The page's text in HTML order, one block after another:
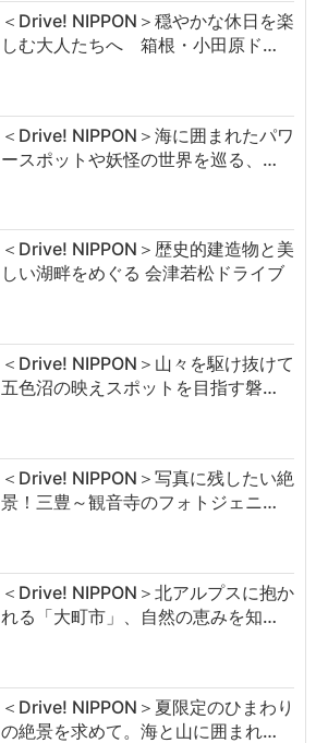
＜Drive! NIPPON＞穏やかな休日を楽
しむ大人たちへ 箱根・小田原ド…
＜Drive! NIPPON＞海に囲まれたパワ
ースポットや妖怪の世界を巡る、…
＜Drive! NIPPON＞歴史的建造物と美
しい湖畔をめぐる 会津若松ドライブ
＜Drive! NIPPON＞山々を駆け抜けて
五色沼の映えスポットを目指す磐…
＜Drive! NIPPON＞写真に残したい絶
景！三豊～観音寺のフォトジェニ…
＜Drive! NIPPON＞北アルプスに抱か
れる「大町市」、自然の恵みを知…
＜Drive! NIPPON＞夏限定のひまわり
の絶景を求めて。海と山に囲まれ…